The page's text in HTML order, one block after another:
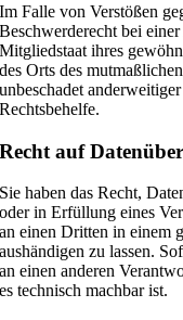
Im Falle von Verstößen
Beschwerderecht bei
Mitgliedstaat ihres
des Orts des
unbeschadet
Rechtsbehelfe.
Recht auf
Sie haben das Recht,
oder in Erfüllung eines
an einen Dritten in einem
aushändigen zu lassen.
an einen anderen
es technisch machbar ist.